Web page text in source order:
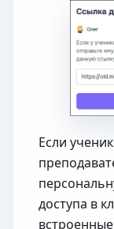
Если
доступа в